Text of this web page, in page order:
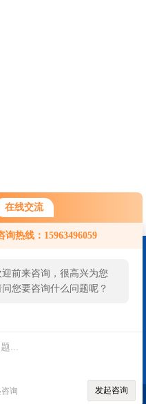
在线交流
询热线：15963496059
前来咨询，很高兴为您
您要咨询什么问题呢？
询 发起咨询